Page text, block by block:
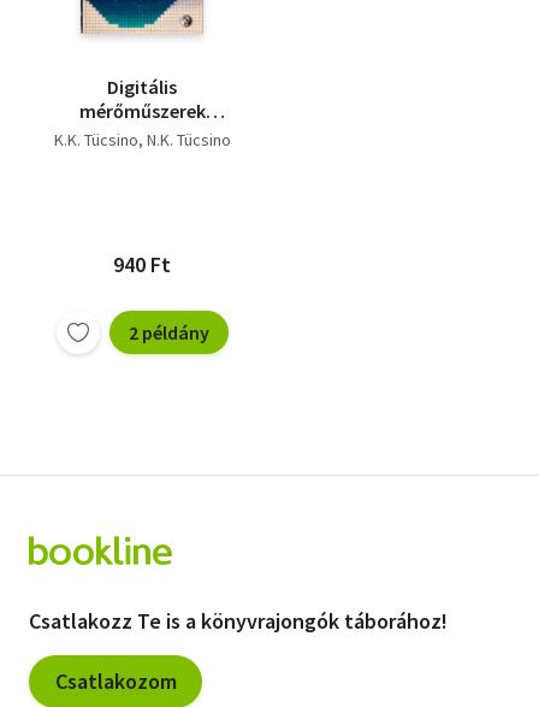
Digitális
mérőműszerek
amatőröknek
K.K. Tücsino N.K. Tücsino
940 Ft
2 példány
Csatlakozz Te is a könyvrajongók táborához!
Csatlakozom